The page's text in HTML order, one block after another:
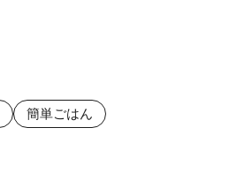
簡単ごはん